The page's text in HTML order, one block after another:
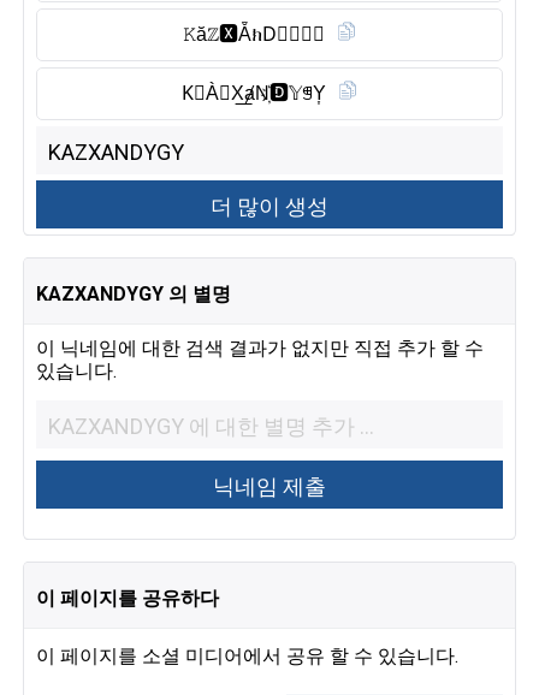
𝙺ăℤ🆇︎ẴክD⃠🅨︎🅖︎𝒴
K⃠ÀⓏ︎X͟ⱥN҉🅳︎𝕐ꁅY͎
KAZXANDYGY 의 별명
이 닉네임에 대한 검색 결과가 없지만 직접 추가 할 수
있습니다.
이 페이지를 공유하다
이 페이지를 소셜 미디어에서 공유 할 수 있습니다.